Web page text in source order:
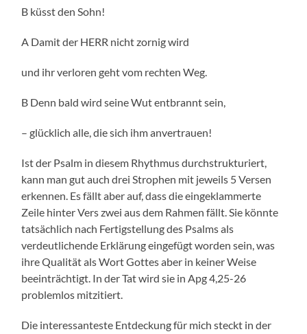
B küsst den Sohn!
A Damit der HERR nicht zornig wird
und ihr verloren geht vom rechten Weg.
B Denn bald wird seine Wut entbrannt sein,
– glücklich alle, die sich ihm anvertrauen!
Ist der Psalm in diesem Rhythmus durchstrukturiert,
kann man gut auch drei Strophen mit jeweils 5 Versen
erkennen. Es fällt aber auf, dass die eingeklammerte
Zeile hinter Vers zwei aus dem Rahmen fällt. Sie könnte
tatsächlich nach Fertigstellung des Psalms als
verdeutlichende Erklärung eingefügt worden sein, was
ihre Qualität als Wort Gottes aber in keiner Weise
beeinträchtigt. In der Tat wird sie in Apg 4,25-26
problemlos mitzitiert.
Die interessanteste Entdeckung für mich steckt in der